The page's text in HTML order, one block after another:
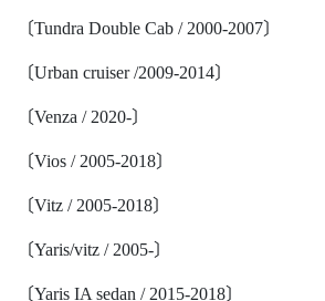
〔Tundra Double Cab / 2000-2007〕
〔Urban cruiser /2009-2014〕
〔Venza / 2020-〕
〔Vios / 2005-2018〕
〔Vitz / 2005-2018〕
〔Yaris/vitz / 2005-〕
〔Yaris IA sedan / 2015-2018〕